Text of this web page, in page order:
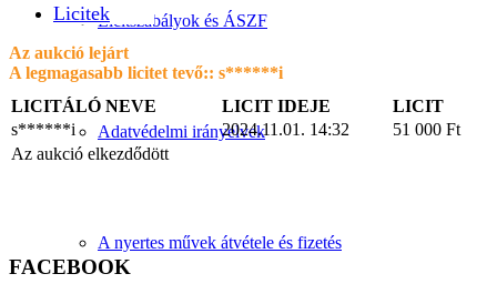
Licitszabályok és ÁSZF
Adatvédelmi irányelvek
A nyertes művek átvétele és fizetés
Licitek
Az aukció lejárt
A legmagasabb licitet tevő:: s******i
LICITÁLÓ NEVE
LICIT IDEJE
LICIT
s******i
2024.11.01. 14:32 51 000 Ft
Az aukció elkezdődött
FACEBOOK